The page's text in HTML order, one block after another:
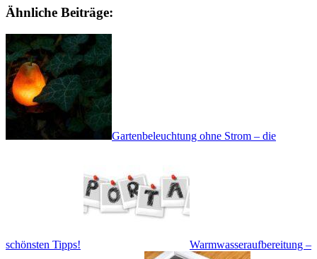
Ähnliche Beiträge:
Gartenbeleuchtung ohne Strom – die
schönsten Tipps! Warmwasseraufbereitung –